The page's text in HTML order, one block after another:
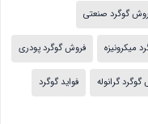
گوگرد صنعتی
میکرونیزه فروش گوگرد پودری
گرانوله فواید گوگرد